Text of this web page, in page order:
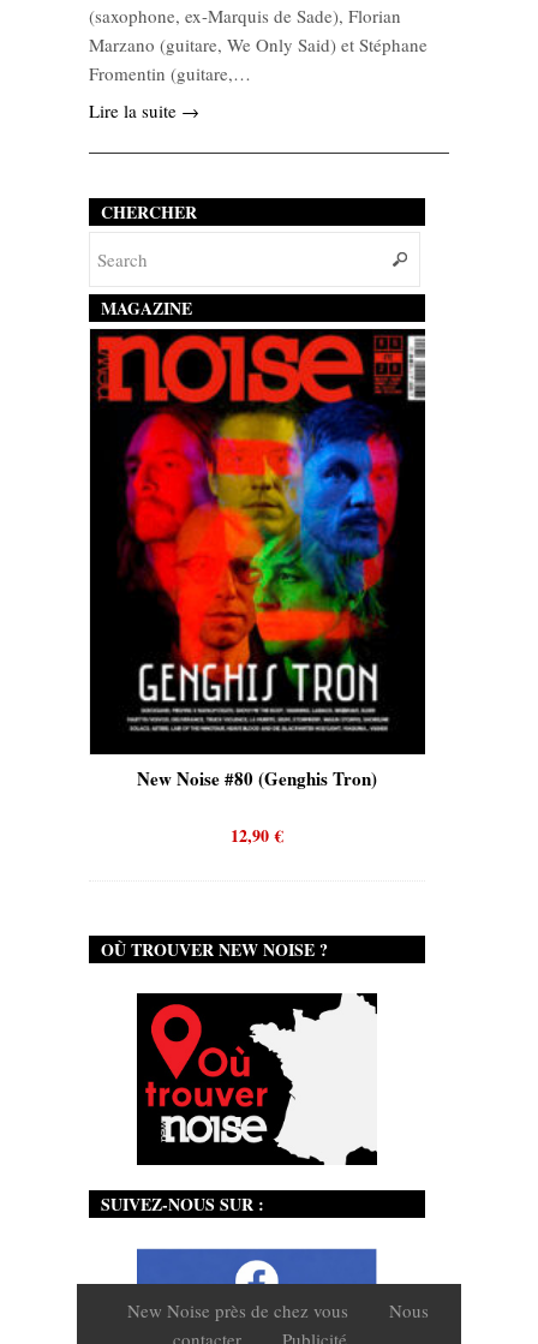
(saxophone, ex-Marquis de Sade), Florian
Marzano (guitare, We Only Said) et Stéphane
Fromentin (guitare,…
Lire la suite →
CHERCHER
MAGAZINE
New Noise #80 (Genghis Tron)
12,90€
OÙ TROUVER NEW NOISE ?
SUIVEZ-NOUS SUR :
New Noise près de chez vous
Nous
contacter
Publicité